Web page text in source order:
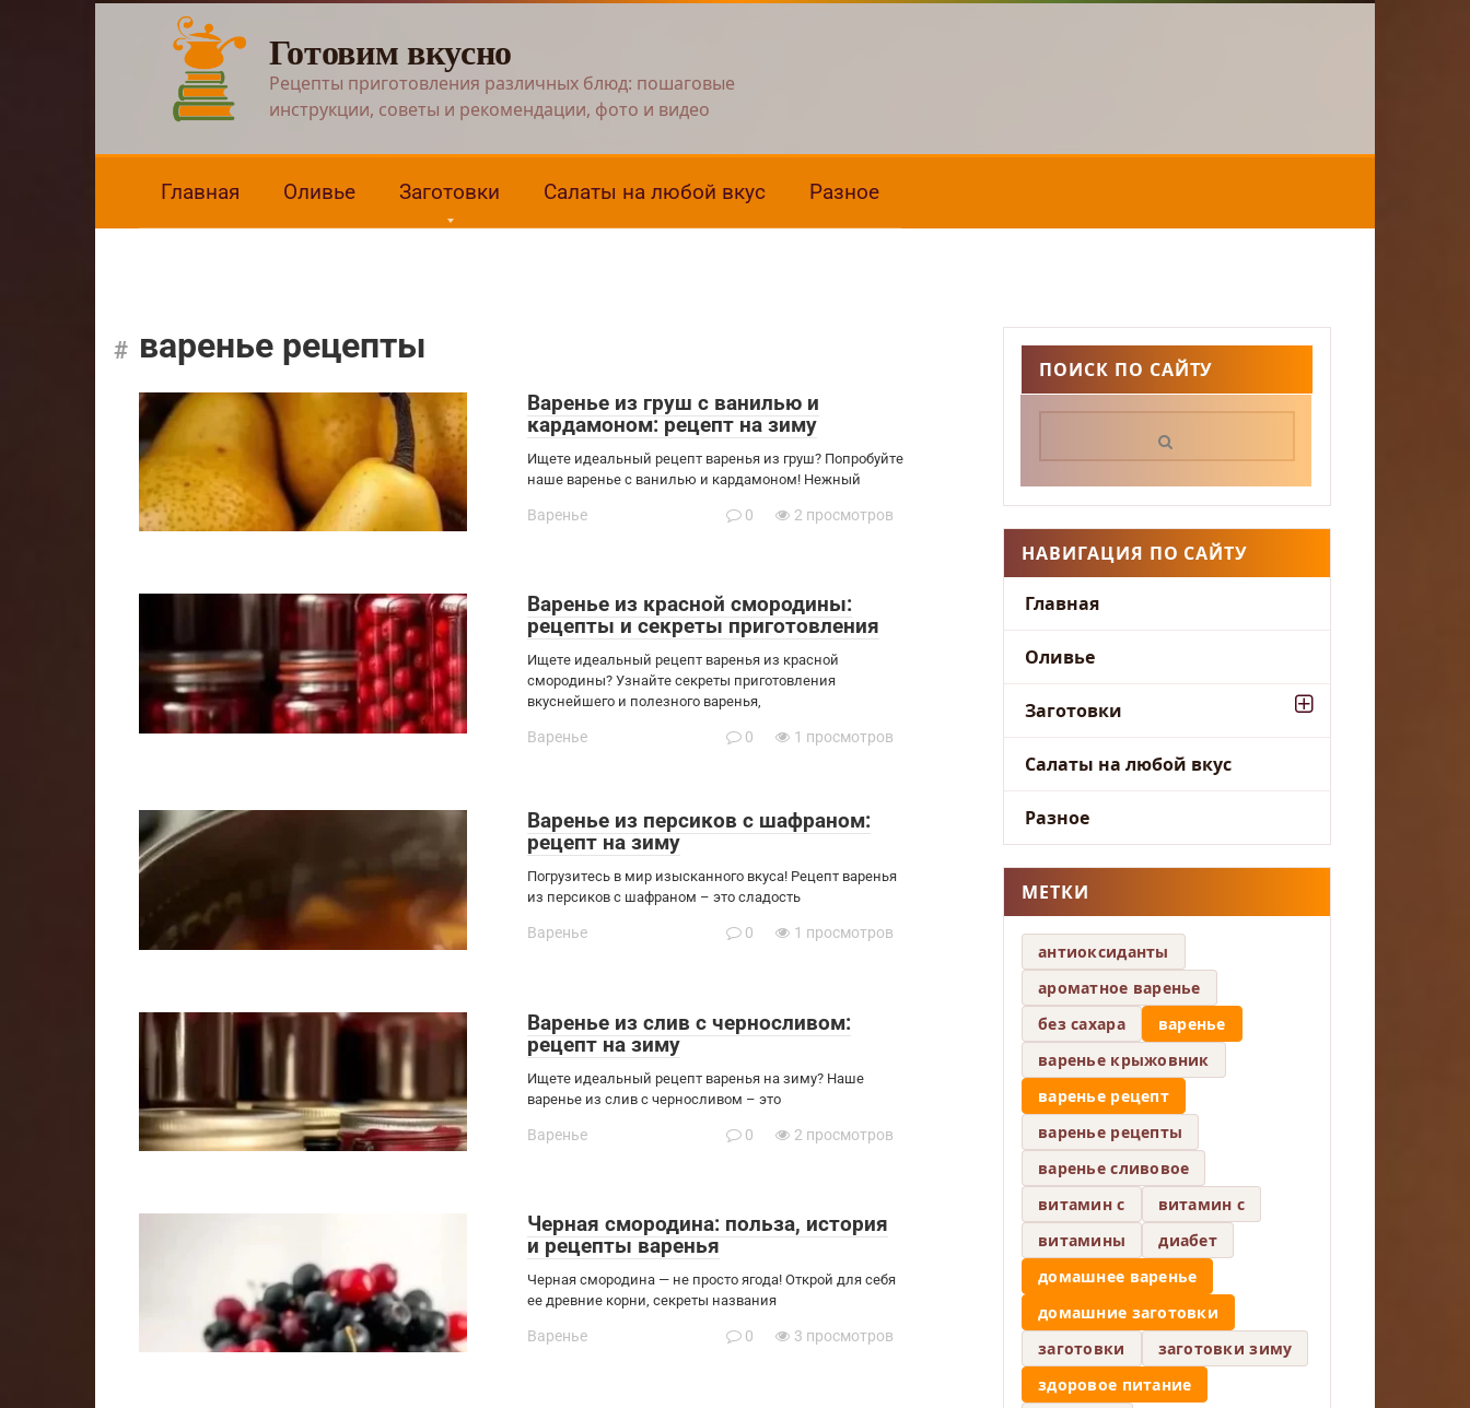
Готовим вкусно
Рецепты приготовления различных блюд: пошаговые
инструкции, советы и рекомендации, фото и видео
Главная Оливье Заготовки Салаты на любой вкус Разное
варенье рецепты
Варенье из груш с ванилью и
кардамоном: рецепт на зиму
Ищете идеальный рецепт варенья из груш? Попробуйте
наше варенье с ванилью и кардамоном! Нежный
Варенье 0 2 просмотров
Варенье из красной смородины:
рецепты и секреты приготовления
Ищете идеальный рецепт варенья из красной
смородины? Узнайте секреты приготовления
вкуснейшего и полезного варенья,
Варенье 0 1 просмотров
Варенье из персиков с шафраном:
рецепт на зиму
Погрузитесь в мир изысканного вкуса! Рецепт варенья
из персиков с шафраном – это сладость
Варенье 0 1 просмотров
Варенье из слив с черносливом:
рецепт на зиму
Ищете идеальный рецепт варенья на зиму? Наше
варенье из слив с черносливом – это
Варенье 0 2 просмотров
Черная смородина: польза, история
и рецепты варенья
Черная смородина — не просто ягода! Открой для себя
ее древние корни, секреты названия
Варенье 0 3 просмотров
ПОИСК ПО САЙТУ
НАВИГАЦИЯ ПО САЙТУ
Главная
Оливье
Заготовки
Салаты на любой вкус
Разное
МЕТКИ
антиоксиданты
ароматное варенье
без сахара
варенье
варенье крыжовник
варенье рецепт
варенье рецепты
варенье сливовое
витамин c
витамин с
витамины
диабет
домашнее варенье
домашние заготовки
заготовки
заготовки зиму
здоровое питание